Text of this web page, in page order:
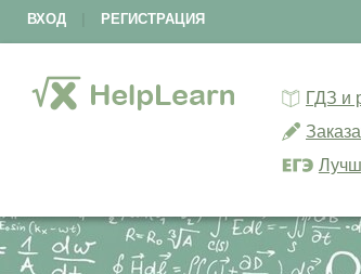
ВХОД РЕГИСТРАЦИЯ
ГДЗ и